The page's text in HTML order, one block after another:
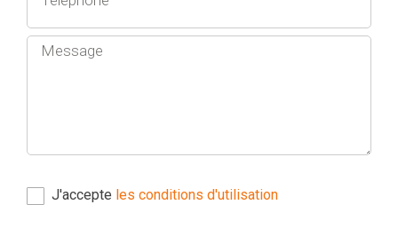
J'accepte les conditions d'utilisation